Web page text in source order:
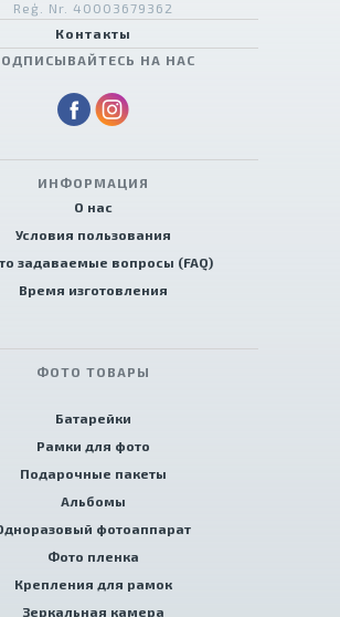
Reģ. Nr. 40003679362
Контакты
НА НАС
ИНФОРМАЦИЯ
О нас
Условия пользования
задаваемые вопросы (FAQ)
Время изготовления
ФОТО ТОВАРЫ
Батарейки
Рамки для фото
Подарочные пакеты
Альбомы
фотоаппарат
Фото пленка
Крепления для рамок
Зеркальная камера